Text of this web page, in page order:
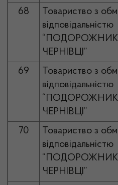
68
Товариство з
відповідальністю
“ПОДОРОЖНИК
ЧЕРНІВЦІ”
69
Товариство з
відповідальністю
“ПОДОРОЖНИК
ЧЕРНІВЦІ”
70
Товариство з
відповідальністю
“ПОДОРОЖНИК
ЧЕРНІВЦІ”